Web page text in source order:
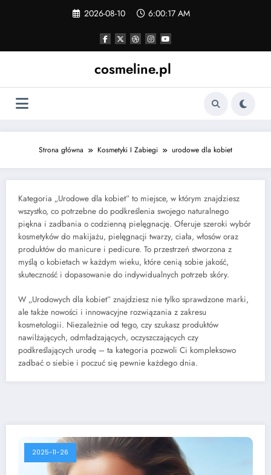
2026-08-10 6:00:18 AM
cosmeline.pl
Strona główna Kosmetyki I Zabiegi urodowe dla kobiet
Kategoria „Urodowe dla kobiet” to miejsce, w którym znajdziesz
wszystko, co potrzebne do podkreślenia swojego naturalnego
piękna i zadbania o codzienną pielęgnację. Oferuje szeroki wybór
kosmetyków do makijażu, pielęgnacji twarzy, ciała, włosów oraz
produktów do manicure i pedicure. To przestrzeń stworzona z
myślą o kobietach w każdym wieku, które cenią sobie jakość,
skuteczność i dopasowanie do indywidualnych potrzeb skóry.
W „Urodowych dla kobiet” znajdziesz nie tylko sprawdzone marki,
ale także nowości i innowacyjne rozwiązania z zakresu
kosmetologii. Niezależnie od tego, czy szukasz produktów
nawilżających, odmładzających, oczyszczających czy
podkreślających urodę – ta kategoria pozwoli Ci kompleksowo
zadbać o siebie i poczuć się pewnie każdego dnia.
2025-11-26